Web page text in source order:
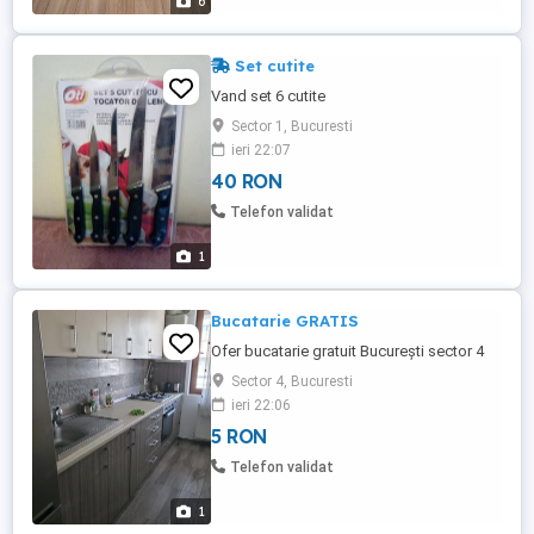
1
Set cutite
Vand set 6 cutite
Sector 1, Bucuresti
ieri 22:07
40 RON
Telefon validat
1
Bucatarie GRATIS
Ofer bucatarie gratuit București sector 4
Sector 4, Bucuresti
ieri 22:06
5 RON
Telefon validat